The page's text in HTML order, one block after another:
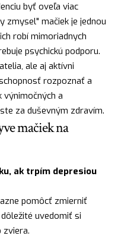
byť oveľa viac
zmysel" mačiek je jednou
robí mimoriadnych
psychickú podporu.
ale aj aktívni
rozpoznať a
a
za duševným zdravím.
mačiek na
ak trpím depresiou
pomôcť zmierniť
uvedomiť si